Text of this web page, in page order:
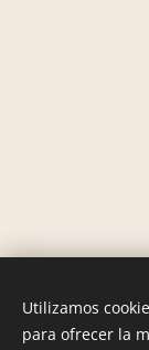
Utilizamos
para ofrecer la